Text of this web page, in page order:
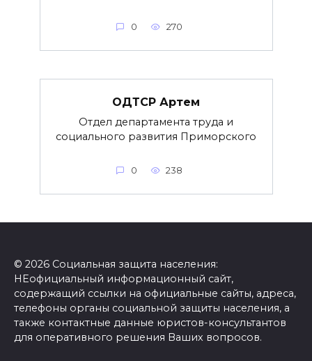
0 270
ОДТСР Артем
Отдел департамента труда и
социального развития Приморского
0 238
© 2026 Социальная защита населения:
НЕофициальный информационный сайт,
содержащий ссылки на официальные сайты, адреса,
телефоны органы социальной защиты населения, а
также контактные данные юристов-консультантов
для оперативного решения Ваших вопросов.